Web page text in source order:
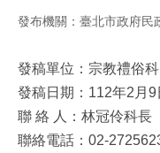
發布機關：臺北市政府民
發稿單位：宗教禮俗科
發稿日期：112年2月9
聯 絡 人：林冠伶科長
聯絡電話：02-